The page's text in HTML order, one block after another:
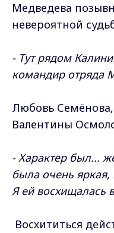
Медведева
невероятной
- Тут рядом
командир отряда
Любовь
Валентины
- Характер был...
была очень яркая,
Я ей восхищалась
Восхититься